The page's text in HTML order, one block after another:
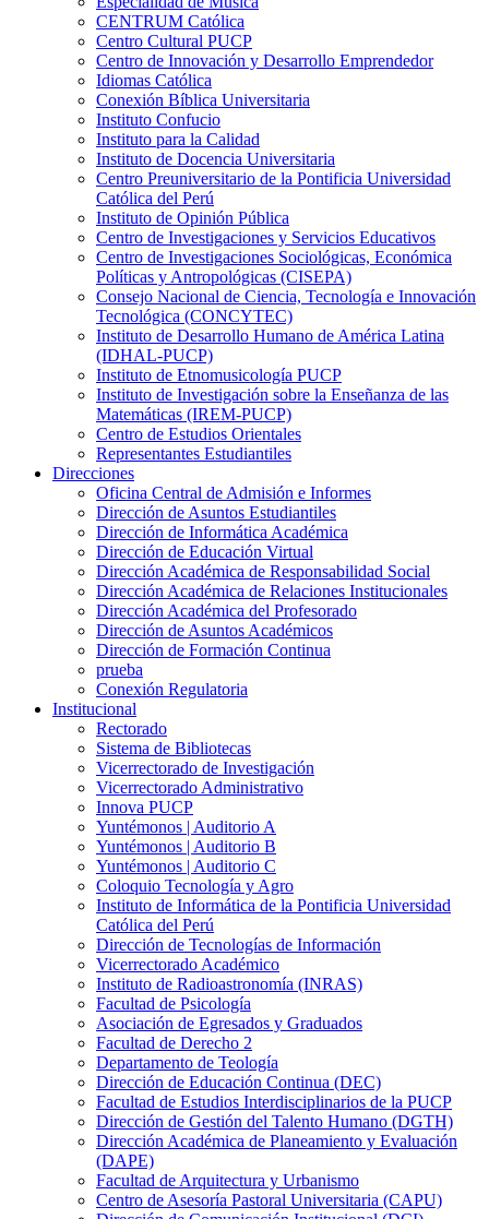
CENTRUM Católica
Centro Cultural PUCP
Centro de Innovación y Desarrollo Emprendedor
Idiomas Católica
Conexión Bíblica Universitaria
Instituto Confucio
Instituto para la Calidad
Instituto de Docencia Universitaria
Centro Preuniversitario de la Pontificia Universidad
Católica del Perú
Instituto de Opinión Pública
Centro de Investigaciones y Servicios Educativos
Centro de Investigaciones Sociológicas, Económica
Políticas y Antropológicas (CISEPA)
Consejo Nacional de Ciencia, Tecnología e Innovación
Tecnológica (CONCYTEC)
Instituto de Desarrollo Humano de América Latina
(IDHAL-PUCP)
Instituto de Etnomusicología PUCP
Instituto de Investigación sobre la Enseñanza de las
Matemáticas (IREM-PUCP)
Centro de Estudios Orientales
Representantes Estudiantiles
Direcciones
Oficina Central de Admisión e Informes
Dirección de Asuntos Estudiantiles
Dirección de Informática Académica
Dirección de Educación Virtual
Dirección Académica de Responsabilidad Social
Dirección Académica de Relaciones Institucionales
Dirección Académica del Profesorado
Dirección de Asuntos Académicos
Dirección de Formación Continua
prueba
Conexión Regulatoria
Institucional
Rectorado
Sistema de Bibliotecas
Vicerrectorado de Investigación
Vicerrectorado Administrativo
Innova PUCP
Yuntémonos | Auditorio A
Yuntémonos | Auditorio B
Yuntémonos | Auditorio C
Coloquio Tecnología y Agro
Instituto de Informática de la Pontificia Universidad
Católica del Perú
Dirección de Tecnologías de Información
Vicerrectorado Académico
Instituto de Radioastronomía (INRAS)
Facultad de Psicología
Asociación de Egresados y Graduados
Facultad de Derecho 2
Departamento de Teología
Dirección de Educación Continua (DEC)
Facultad de Estudios Interdisciplinarios de la PUCP
Dirección de Gestión del Talento Humano (DGTH)
Dirección Académica de Planeamiento y Evaluación
(DAPE)
Facultad de Arquitectura y Urbanismo
Centro de Asesoría Pastoral Universitaria (CAPU)